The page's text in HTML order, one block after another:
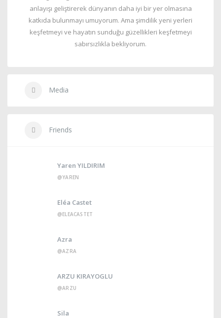
anlayışı geliştirerek dünyanın daha iyi bir yer olmasına
katkıda bulunmayı umuyorum. Ama şimdilik yeni yerleri
keşfetmeyi ve hayatın sunduğu güzellikleri keşfetmeyi
sabırsızlıkla bekliyorum.
Media
Friends
Yaren YILDIRIM
@YAREN
Eléa Castet
@ELEACASTET
Azra
@AZRA
ARZU KIRAYOGLU
@ARZU
Sila